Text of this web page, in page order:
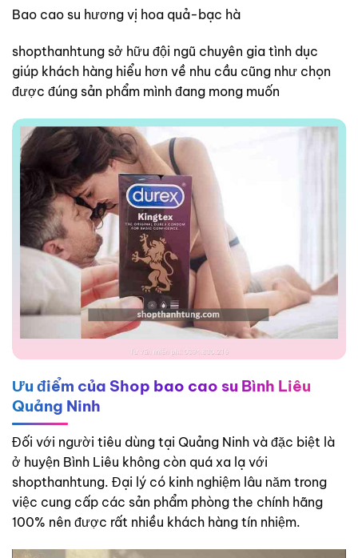
Bao cao su hương vị hoa quả-bạc hà
shopthanhtung sở hữu đội ngũ chuyên gia tình dục
giúp khách hàng hiểu hơn về nhu cầu cũng như chọn
được đúng sản phẩm mình đang mong muốn
Ưu điểm của Shop bao cao su Bình Liêu
Quảng Ninh
Đối với người tiêu dùng tại Quảng Ninh và đặc biệt là
ở huyện Bình Liêu không còn quá xa lạ với
shopthanhtung. Đại lý có kinh nghiệm lâu năm trong
việc cung cấp các sản phẩm phòng the chính hãng
100% nên được rất nhiều khách hàng tín nhiệm.